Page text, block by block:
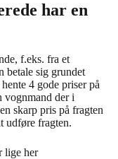
har en
f.eks. fra et
betale sig grundet
4 gode priser på
vognmand der i
skarp pris på fragten
udføre fragten.
lige her